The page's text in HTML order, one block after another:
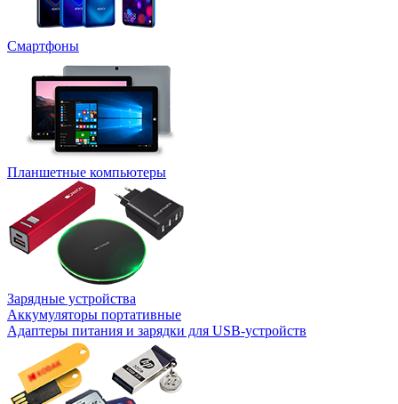
Смартфоны
Планшетные компьютеры
Зарядные устройства
Аккумуляторы портативные
Адаптеры питания и зарядки для USB-устройств